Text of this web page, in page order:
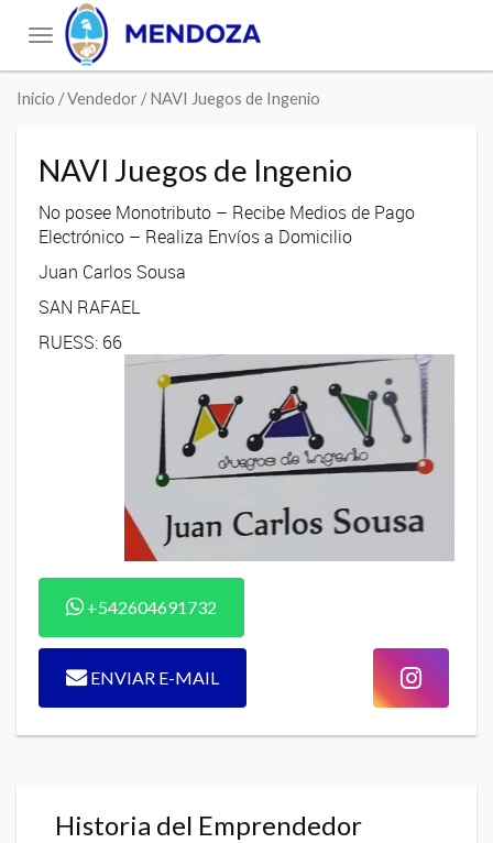
Toggle
navigation
Inicio / Vendedor / NAVI Juegos de Ingenio
NAVI Juegos de Ingenio
No posee Monotributo – Recibe Medios de Pago
Electrónico – Realiza Envíos a Domicilio
Juan Carlos Sousa
SAN RAFAEL
RUESS: 66
+542604691732
ENVIAR E-MAIL
Historia del Emprendedor